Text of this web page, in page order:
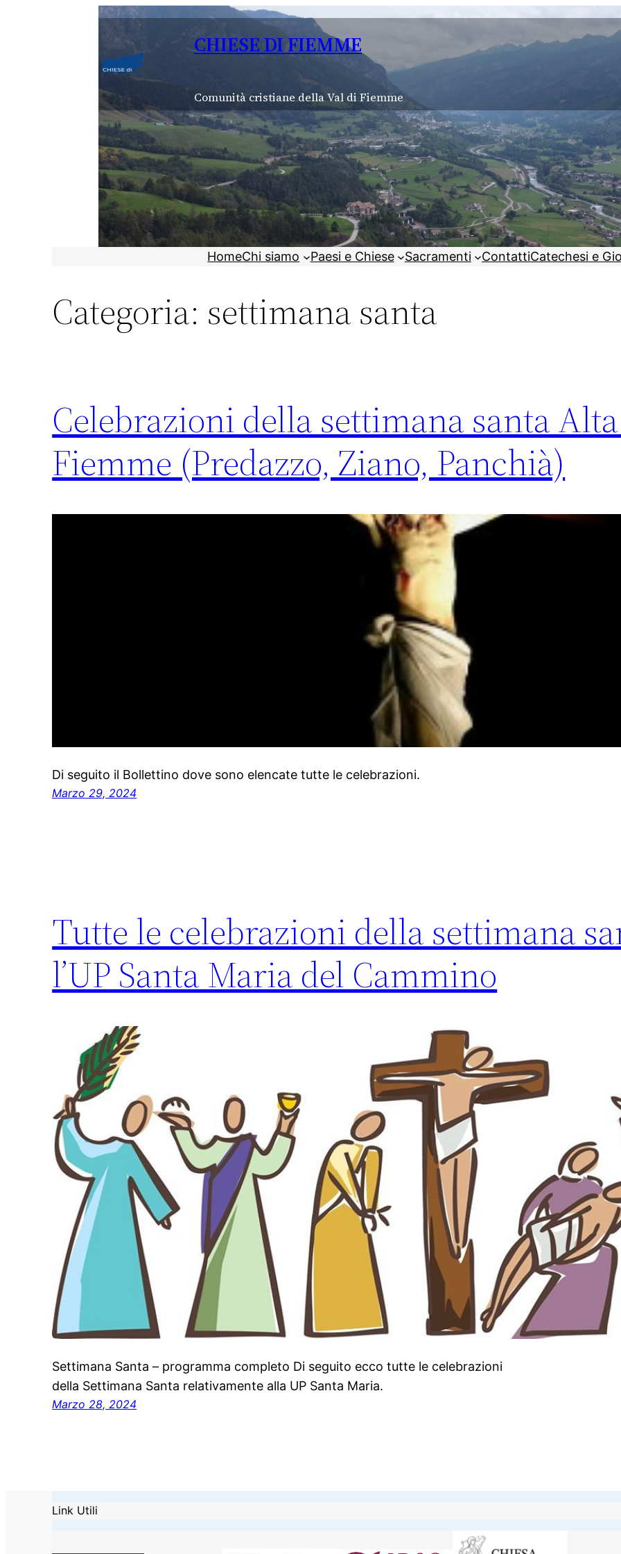
CHIESE DI FIEMME
Comunità cristiane della Val di Fiemme
HomeChi siamo Paesi e Chiese Sacramenti ContattiCatechesi e
Categoria: settimana santa
Celebrazioni della settimana santa
Fiemme (Predazzo, Ziano, Panchià)
Di seguito il Bollettino dove sono elencate tutte le celebrazioni.
Marzo 29, 2024
Tutte le celebrazioni della settimana
l’UP Santa Maria del Cammino
Settimana Santa – programma completo Di seguito ecco tutte le celebrazioni
della Settimana Santa relativamente alla UP Santa Maria.
Marzo 28, 2024
Link Utili